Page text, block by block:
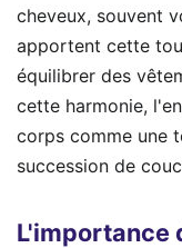
cheveux, souvent
apportent cette
équilibrer des
cette harmonie,
corps comme une
succession de
L'importance